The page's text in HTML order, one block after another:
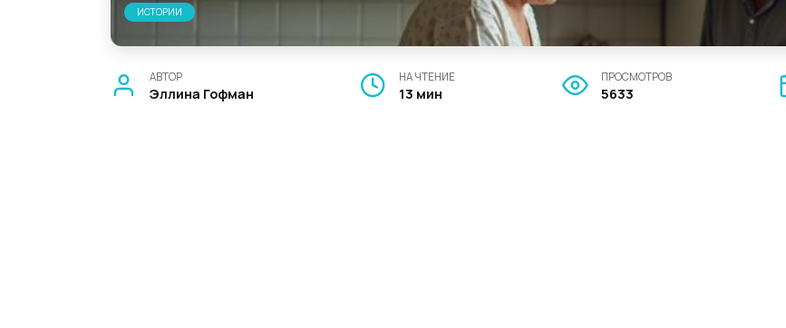
ИСТОРИИ
АВТОР
Эллина Гофман
НА ЧТЕНИЕ
13 мин
ПРОСМОТРОВ
5633